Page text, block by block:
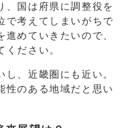
、国は府県に調整役を
で考えてしまいがちで
めていきたいので、
ください。
し、近畿圏にも近い。
性のある地域だと思い